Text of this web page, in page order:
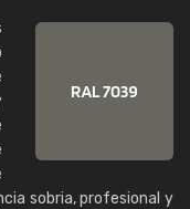
sobria, profesional y